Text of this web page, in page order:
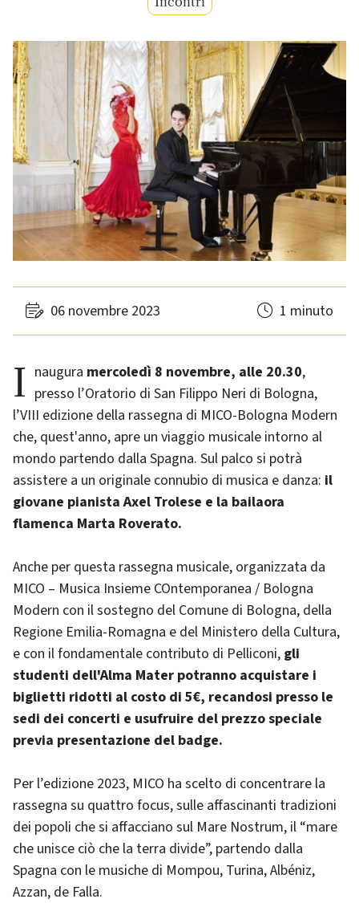
06 novembre 2023 1 minuto
Inaugura mercoledì 8 novembre, alle 20.30,
presso l’Oratorio di San Filippo Neri di Bologna,
l’VIII edizione della rassegna di MICO-Bologna Modern
che, quest'anno, apre un viaggio musicale intorno al
mondo partendo dalla Spagna. Sul palco si potrà
assistere a un originale connubio di musica e danza: il
giovane pianista Axel Trolese e la bailaora
flamenca Marta Roverato.
Anche per questa rassegna musicale, organizzata da
MICO – Musica Insieme COntemporanea / Bologna
Modern con il sostegno del Comune di Bologna, della
Regione Emilia-Romagna e del Ministero della Cultura,
e con il fondamentale contributo di Pelliconi, gli
studenti dell'Alma Mater potranno acquistare i
biglietti ridotti al costo di 5€, recandosi presso le
sedi dei concerti e usufruire del prezzo speciale
previa presentazione del badge.
Per l’edizione 2023, MICO ha scelto di concentrare la
rassegna su quattro focus, sulle affascinanti tradizioni
dei popoli che si affacciano sul Mare Nostrum, il “mare
che unisce ciò che la terra divide”, partendo dalla
Spagna con le musiche di Mompou, Turina, Albéniz,
Azzan, de Falla.